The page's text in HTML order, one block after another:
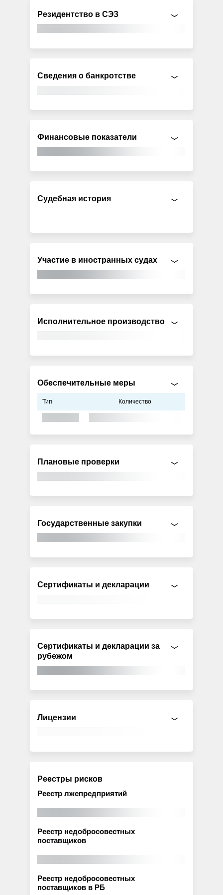
Резидентство в СЭЗ
Сведения о банкротстве
Финансовые показатели
Судебная история
Участие в иностранных судах
Исполнительное производство
Обеспечительные меры
Тип Количество
Плановые проверки
Государственные закупки
Сертификаты и декларации
Сертификаты и декларации за
рубежом
Лицензии
Реестры рисков
Реестр лжепредприятий
Реестр недобросовестных
поставщиков
Реестр недобросовестных
поставщиков в РБ